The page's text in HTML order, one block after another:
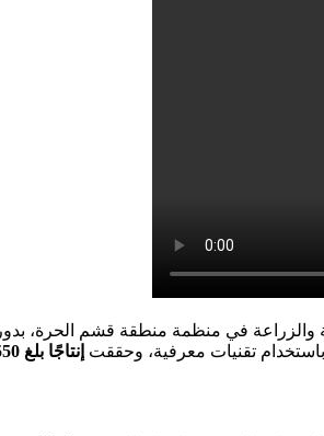
والزراعة في منظمة منطقة قشم الحرة، بدور
تقنيات معرفية، وحققت إنتاجًا بلغ 550 طنًا